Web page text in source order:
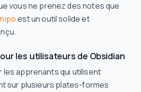
vous ne prenez des notes que
est un outil solide et
les utilisateurs de Obsidian
les apprenants qui utilisent
sur plusieurs plates-formes